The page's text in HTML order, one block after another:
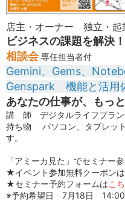
店主・オーナー 独立・
ビジネスの課題を解決！
相談会専任担当者付
Gemini、Gems、
Genspark 機能と活用
あなたの仕事が、もっ
講 師 デジタルライフプラ
持ち物 パソコン、タブレッ
す。
「アミーカ見た」でセミナー
★イベント参加無料クーポンは
★セミナー予約フォームはこ
※予約希望日 7月18日 14:00